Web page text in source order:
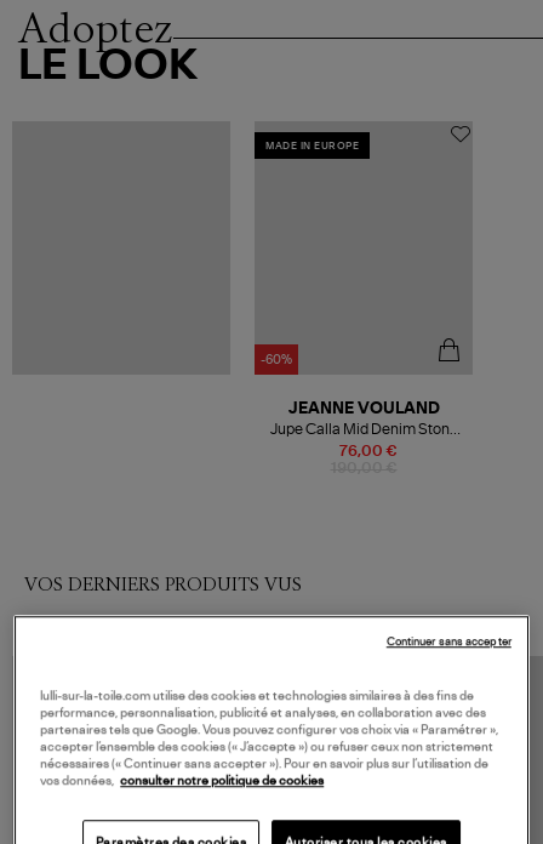
Adoptez
LE LOOK
MADE IN EUROPE
-60%
76,00 €
JEANNE VOULAND
Jupe Calla Mid Denim Stone
Noir
VOS DERNIERS PRODUITS VUS
lulli-sur-la-toile.com utilise des cookies et technologies similaires à des fins de
performance, personnalisation, publicité et analyses, en collaboration avec des
partenaires tels que Google. Vous pouvez configurer vos choix via « Paramétrer »,
accepter l’ensemble des cookies (« J’accepte ») ou refuser ceux non strictement
nécessaires (« Continuer sans accepter »). Pour en savoir plus sur l’utilisation de
vos données,
consulter notre politique de cookies
Continuer sans accepter